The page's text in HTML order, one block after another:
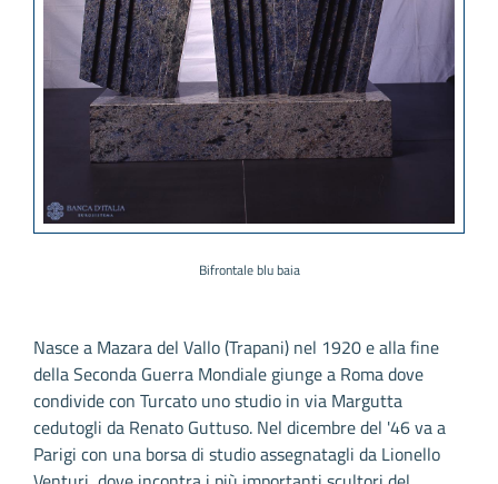
Bifrontale blu baia
Nasce a Mazara del Vallo (Trapani) nel 1920 e alla fine
della Seconda Guerra Mondiale giunge a Roma dove
condivide con Turcato uno studio in via Margutta
cedutogli da Renato Guttuso. Nel dicembre del '46 va a
Parigi con una borsa di studio assegnatagli da Lionello